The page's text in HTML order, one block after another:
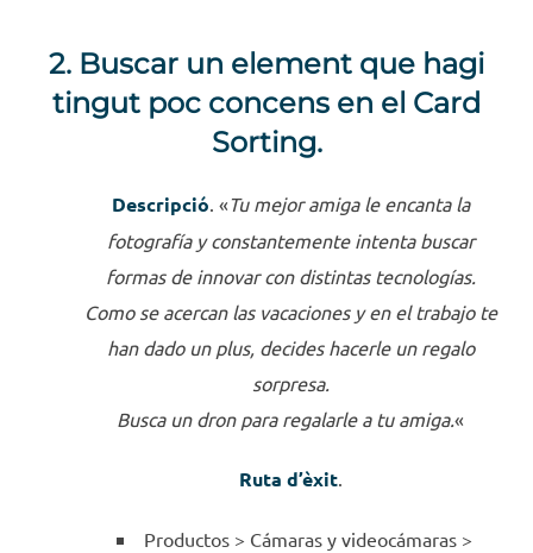
2. Buscar un element que hagi
tingut poc concens en el Card
Sorting.
Descripció. « Tu mejor amiga le encanta la
fotografía y constantemente intenta buscar
formas de innovar con distintas tecnologías.
Como se acercan las vacaciones y en el trabajo te
han dado un plus, decides hacerle un regalo
sorpresa.
Busca un dron para regalarle a tu amiga.«
Ruta d’èxit.
Productos > Cámaras y videocámaras >